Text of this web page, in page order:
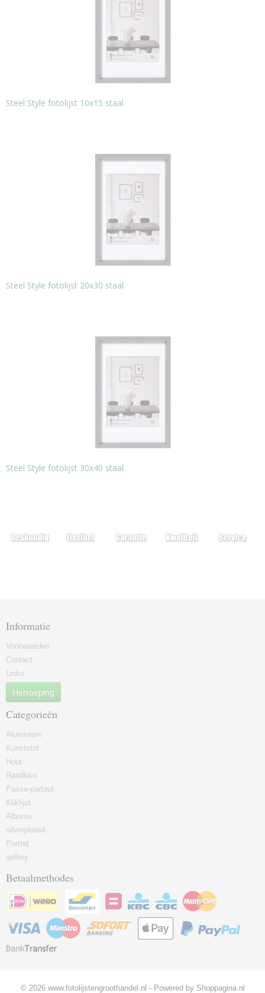
Steel Style fotolijst 10x15 staal
Steel Style fotolijst 20x30 staal
Steel Style fotolijst 30x40 staal
Informatie
Voorwaarden
Contact
Links
Herroeping
Categorieën
Aluminium
Kunststof
Hout
Randloos
Passe-partout
Kliklijst
Albums
silverplated
Portret
gallery
Betaalmethodes
© 2026 www.fotolijstengroothandel.nl - Powered by Shoppagina.nl